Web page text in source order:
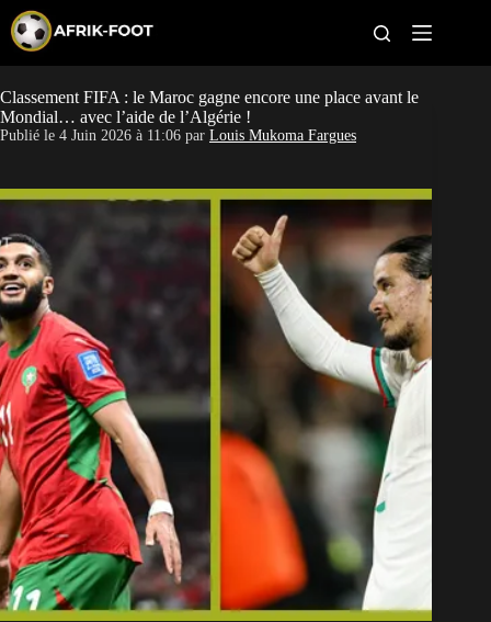
p
o
c
o
t
e
t
CAN féminine
Pays
Clubs
Classement
Paris sportifs
Classement FIFA : le Maroc gagne encore une place avant le
Mondial… avec l’aide de l’Algérie !
Publié le 4 Juin 2026 à 11:06 par Louis Mukoma Fargues